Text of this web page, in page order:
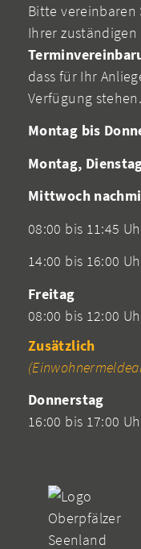
Bitte vereinbaren
Ihrer zuständigen
dass für Ihr
Verfügung stehen.
Montag bis
Montag,
Mittwoch
08:00 bis 11:45
14:00 bis 16:00
Freitag
08:00 bis 12:00
Zusätzlich
Donnerstag
16:00 bis 17:00